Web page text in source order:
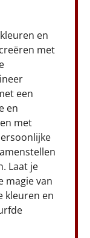
en
met
een
en
met
Laat je
magie van
kleuren en